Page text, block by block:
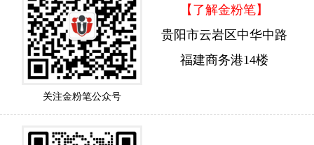
关注金粉笔公众号
【了解金粉笔】
贵阳市云岩区中华中路
福建商务港14楼